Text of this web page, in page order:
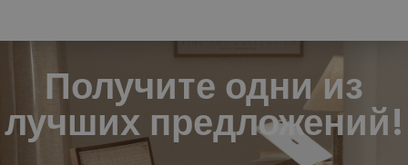
Получите одни из
лучших предложений!